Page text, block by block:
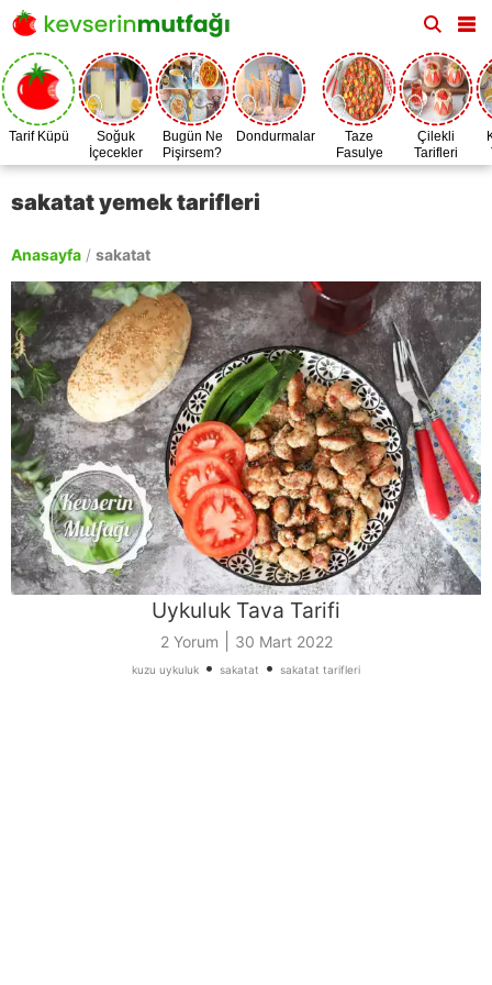
Tarif Küpü
Soğuk
İçecekler
Bugün Ne
Pişirsem?
Dondurmalar
Taze
Fasulye
Zamanı
Çilekli
Tarifleri
sakatat yemek tarifleri
Anasayfa / sakatat
Uykuluk Tava Tarifi
2 Yorum 30 Mart 2022
kuzu uykuluk • sakatat • sakatat tarifleri